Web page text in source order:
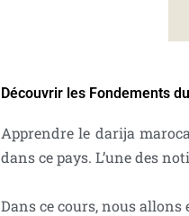
Découvrir les Fondements
Apprendre le darija
dans ce pays. L’une des
Dans ce cours, nous